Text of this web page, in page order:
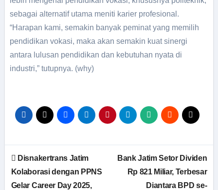
sebagai alternatif utama meniti karier profesional.
“Harapan kami, semakin banyak peminat yang memilih
pendidikan vokasi, maka akan semakin kuat sinergi
antara lulusan pendidikan dan kebutuhan nyata di
industri,” tutupnya. (why)
Disnakertrans Jatim
Kolaborasi dengan PPNS
Gelar Career Day 2025,
Bank Jatim Setor Dividen
Rp 821 Miliar, Terbesar
Diantara BPD se-